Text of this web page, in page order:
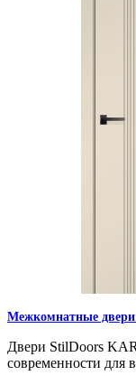
Межкомнатные
Двери StilDoors
современности для